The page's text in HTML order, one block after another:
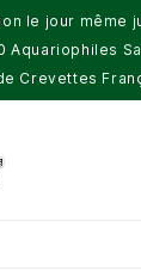
le jour même
Aquariophiles
Crevettes